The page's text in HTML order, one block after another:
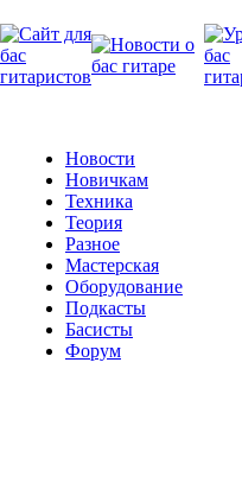
Новости
Новичкам
Техника
Теория
Разное
Мастерская
Оборудование
Подкасты
Басисты
Форум